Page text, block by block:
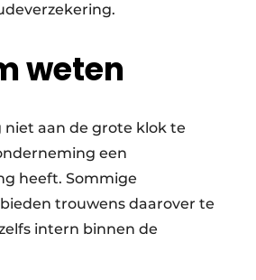
weten
niet aan de grote klok te
een
heeft. Sommige
trouwens daarover te
intern binnen de